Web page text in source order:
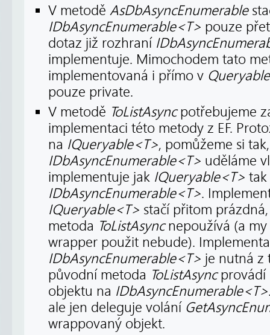
V metodě AsDbAsyncEnumerable
IDbAsyncEnumerable<T> pouze
dotaz již rozhraní
implementuje. Mimochodem tato
implementovaná i přímo v
pouze private.
V metodě ToListAsyncpotřebujeme
implementaci této metody z EF.
na IQueryable<T>, pomůžeme si
IDbAsyncEnumerable<T> uděláme
implementuje jak IQueryable<T> tak
IDbAsyncEnumerable<T>.
IQueryable<T> stačí přitom
metoda ToListAsyncnepoužívá (a my
wrapper použit nebude).
IDbAsyncEnumerable<T> je nutná z
původní metoda ToListAsyncprovádí
objektu na IDbAsyncEnumerable<T>
ale jen deleguje volání
wrappovaný objekt.